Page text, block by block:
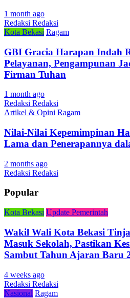
1 month ago
Redaksi Redaksi
Kota Bekasi Ragam
GBI Gracia Harapan Indah
Pelayanan, Pengampunan
Firman Tuhan
1 month ago
Redaksi Redaksi
Artikel & Opini Ragam
Nilai-Nilai Kepemimpinan
Lama dan Penerapannya
2 months ago
Redaksi Redaksi
Popular
Kota Bekasi Update Pemerintah
Wakil Wali Kota Bekasi
Masuk Sekolah, Pastikan
Sambut Tahun Ajaran Baru
4 weeks ago
Redaksi Redaksi
Nasional Ragam